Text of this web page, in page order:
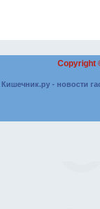
Copyright
Кишечник.ру - новости